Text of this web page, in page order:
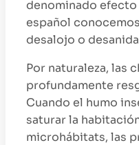
denominado
español
desalojo o
Por naturaleza, las
profundamente
Cuando el humo
saturar la
microhábitats, las